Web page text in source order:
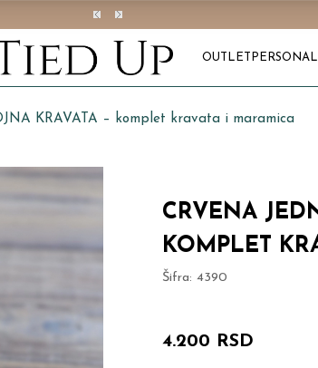
OUTLET
KRAVATA – komplet kravata i maramica
CRVENA
KOMPLET
Šifra: 4390
4.200 RSD